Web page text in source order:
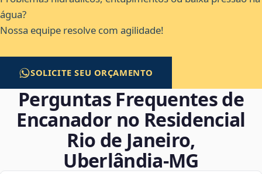
água?
Nossa equipe resolve com agilidade!
SOLICITE SEU ORÇAMENTO
Perguntas Frequentes de
Encanador no Residencial
Rio de Janeiro,
Uberlândia‑MG